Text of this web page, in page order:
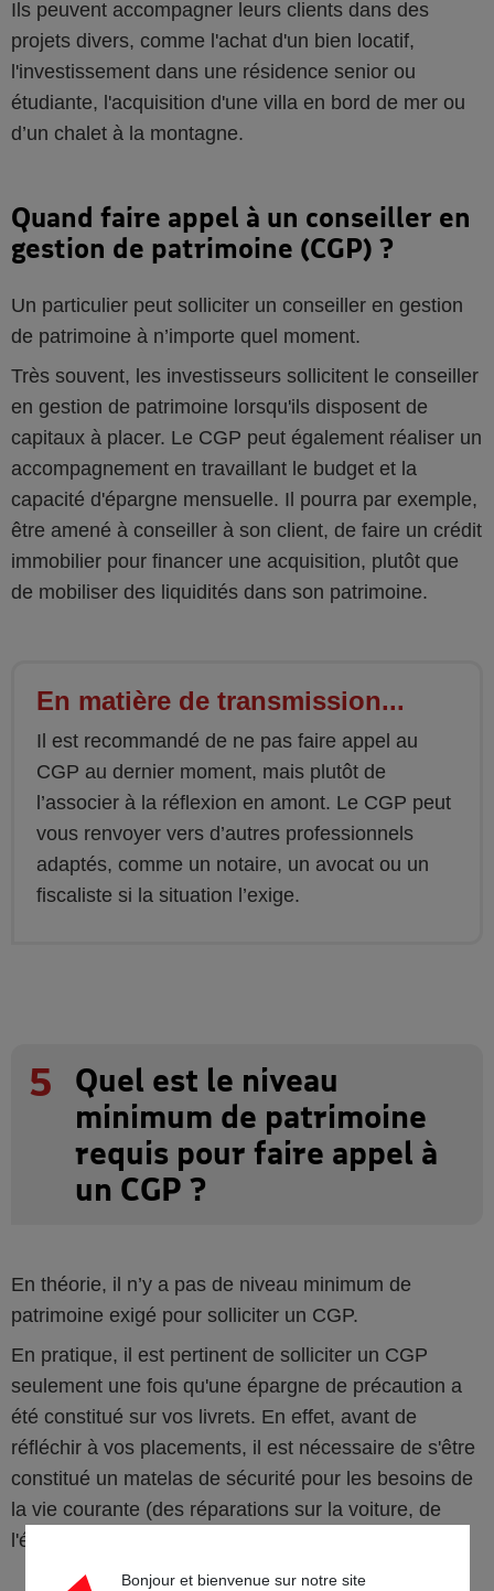
Ils peuvent accompagner leurs clients dans des
projets divers, comme l'achat d'un bien locatif,
l'investissement dans une résidence senior ou
étudiante, l'acquisition d'une villa en bord de mer ou
d’un chalet à la montagne.
Quand faire appel à un conseiller en
gestion de patrimoine (CGP) ?
Un particulier peut solliciter un conseiller en gestion
de patrimoine à n’importe quel moment.
Très souvent, les investisseurs sollicitent le conseiller
en gestion de patrimoine lorsqu'ils disposent de
capitaux à placer. Le CGP peut également réaliser un
accompagnement en travaillant le budget et la
capacité d'épargne mensuelle. Il pourra par exemple,
être amené à conseiller à son client, de faire un crédit
immobilier pour financer une acquisition, plutôt que
de mobiliser des liquidités dans son patrimoine.
En matière de transmission...
Il est recommandé de ne pas faire appel au
CGP au dernier moment, mais plutôt de
l’associer à la réflexion en amont. Le CGP peut
vous renvoyer vers d’autres professionnels
adaptés, comme un notaire, un avocat ou un
fiscaliste si la situation l’exige.
5
Quel est le niveau
minimum de patrimoine
requis pour faire appel à
un CGP ?
En théorie, il n’y a pas de niveau minimum de
patrimoine exigé pour solliciter un CGP.
En pratique, il est pertinent de solliciter un CGP
seulement une fois qu'une épargne de précaution a
été constitué sur vos livrets. En effet, avant de
réfléchir à vos placements, il est nécessaire de s'être
constitué un matelas de sécurité pour les besoins de
la vie courante (des réparations sur la voiture, de
l'électroménager, un gros voyage...).
Bonjour et bienvenue sur notre site